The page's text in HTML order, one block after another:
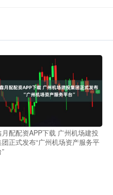
月配配资APP下载 广州机场建投
团正式发布“广州机场资产服务平